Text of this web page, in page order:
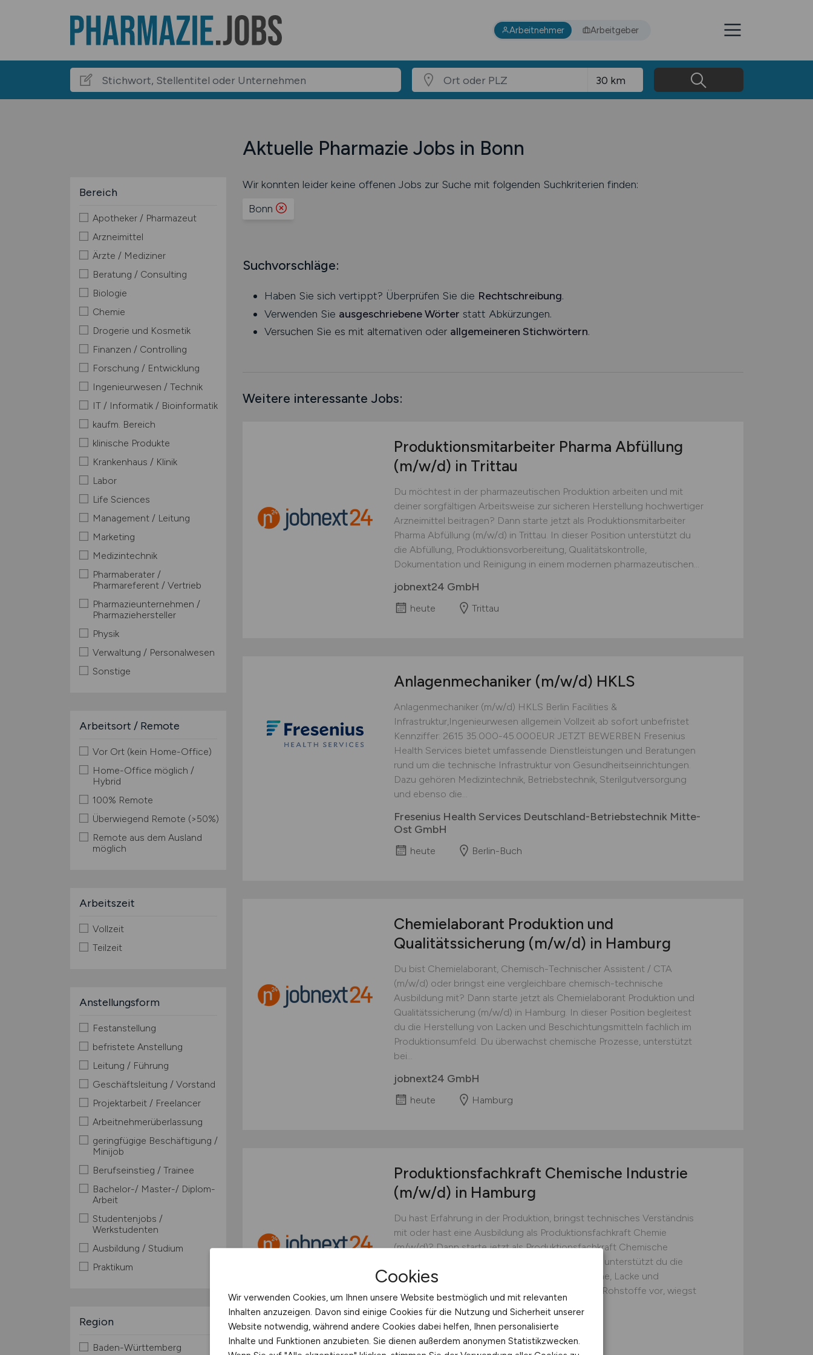
Arbeitnehmer Arbeitgeber
Aktuelle Pharmazie Jobs in Bonn
Bereich
Apotheker / Pharmazeut
Arzneimittel
Ärzte / Mediziner
Beratung / Consulting
Biologie
Chemie
Drogerie und Kosmetik
Finanzen / Controlling
Forschung / Entwicklung
Ingenieurwesen / Technik
IT / Informatik / Bioinformatik
kaufm. Bereich
klinische Produkte
Krankenhaus / Klinik
Labor
Life Sciences
Management / Leitung
Marketing
Medizintechnik
Pharmaberater /
Pharmareferent / Vertrieb
Pharmazieunternehmen /
Pharmaziehersteller
Physik
Verwaltung / Personalwesen
Sonstige
Arbeitsort / Remote
Vor Ort (kein Home-Office)
Home-Office möglich /
Hybrid
100% Remote
Überwiegend Remote (>50%)
Remote aus dem Ausland
möglich
Arbeitszeit
Vollzeit
Teilzeit
Anstellungsform
Festanstellung
befristete Anstellung
Leitung / Führung
Geschäftsleitung / Vorstand
Projektarbeit / Freelancer
Arbeitnehmerüberlassung
geringfügige Beschäftigung /
Minijob
Berufseinstieg / Trainee
Bachelor-/ Master-/ Diplom-
Arbeit
Studentenjobs /
Werkstudenten
Ausbildung / Studium
Praktikum
Region
Baden-Württemberg
Wir konnten leider keine offenen Jobs zur Suche mit folgenden Suchkriterien finden:
Bonn
Suchvorschläge:
Haben Sie sich vertippt? Überprüfen Sie die Rechtschreibung.
Verwenden Sie ausgeschriebene Wörter statt Abkürzungen.
Versuchen Sie es mit alternativen oder allgemeineren Stichwörtern.
Weitere interessante Jobs:
Produktionsmitarbeiter Pharma Abfüllung
(m/w/d) in Trittau
Du möchtest in der pharmazeutischen Produktion arbeiten und mit
deiner sorgfältigen Arbeitsweise zur sicheren Herstellung hochwertiger
Arzneimittel beitragen? Dann starte jetzt als Produktionsmitarbeiter
Pharma Abfüllung (m/w/d) in Trittau. In dieser Position unterstützt du
die Abfüllung, Produktionsvorbereitung, Qualitätskontrolle,
Dokumentation und Reinigung in einem modernen pharmazeutischen...
jobnext24 GmbH
heute Trittau
Anlagenmechaniker (m/w/d) HKLS
Anlagenmechaniker (m/w/d) HKLS Berlin Facilities &
Infrastruktur,Ingenieurwesen allgemein Vollzeit ab sofort unbefristet
Kennziffer: 2615 35.000-45.000EUR JETZT BEWERBEN Fresenius
Health Services bietet umfassende Dienstleistungen und Beratungen
rund um die technische Infrastruktur von Gesundheitseinrichtungen.
Dazu gehören Medizintechnik, Betriebstechnik, Sterilgutversorgung
und ebenso die...
Fresenius Health Services Deutschland-Betriebstechnik Mitte-
Ost GmbH
heute Berlin-Buch
Chemielaborant Produktion und
Qualitätssicherung (m/w/d) in Hamburg
Du bist Chemielaborant, Chemisch-Technischer Assistent / CTA
(m/w/d) oder bringst eine vergleichbare chemisch-technische
Ausbildung mit? Dann starte jetzt als Chemielaborant Produktion und
Qualitätssicherung (m/w/d) in Hamburg. In dieser Position begleitest
du die Herstellung von Lacken und Beschichtungsmitteln fachlich im
Produktionsumfeld. Du überwachst chemische Prozesse, unterstützt
bei...
jobnext24 GmbH
heute Hamburg
Produktionsfachkraft Chemische Industrie
(m/w/d) in Hamburg
Du hast Erfahrung in der Produktion, bringst technisches Verständnis
mit oder hast eine Ausbildung als Produktionsfachkraft Chemie
(m/w/d)? Dann starte jetzt als Produktionsfachkraft Chemische
Industrie (m/w/d) in Hamburg. In dieser Position unterstützt du die
Herstellung hochwertiger Beschichtungssysteme, Lacke und
industrieller Oberflächenlösungen. Du bereitest Rohstoffe vor, wiegst
jobnext24 GmbH
heute Hamburg
Cookies
Wir verwenden Cookies, um Ihnen unsere Website bestmöglich und mit relevanten
Inhalten anzuzeigen. Davon sind einige Cookies für die Nutzung und Sicherheit unserer
Website notwendig, während andere Cookies dabei helfen, Ihnen personalisierte
Inhalte und Funktionen anzubieten. Sie dienen außerdem anonymen Statistikzwecken.